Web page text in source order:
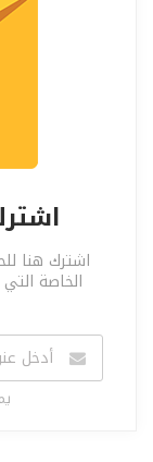
اشترك هنا
الخاصة